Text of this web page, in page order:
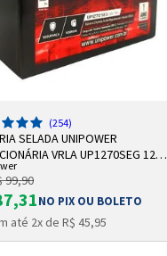
(254)
SELADA UNIPOWER
VRLA UP1270SEG 12V
99,90
NO PIX OU BOLETO
até 2x de R$ 45,95